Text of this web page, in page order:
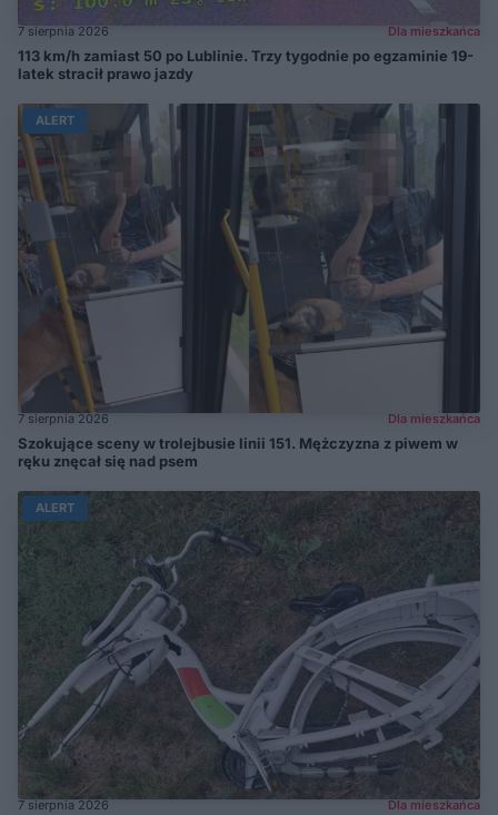
7 sierpnia 2026 Dla mieszkańca
113 km/h zamiast 50 po Lublinie. Trzy tygodnie po egzaminie 19-
latek stracił prawo jazdy
ALERT
7 sierpnia 2026 Dla mieszkańca
Szokujące sceny w trolejbusie linii 151. Mężczyzna z piwem w
ręku znęcał się nad psem
ALERT
7 sierpnia 2026 Dla mieszkańca